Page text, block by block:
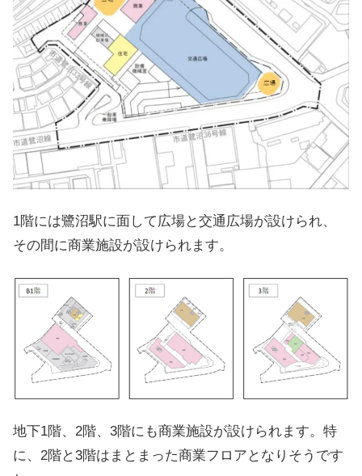
1階には鷺沼駅に面して広場と交通広場が設けられ、
その間に商業施設が設けられます。
地下1階、2階、3階にも商業施設が設けられます。特
に、2階と3階はまとまった商業フロアとなりそうです